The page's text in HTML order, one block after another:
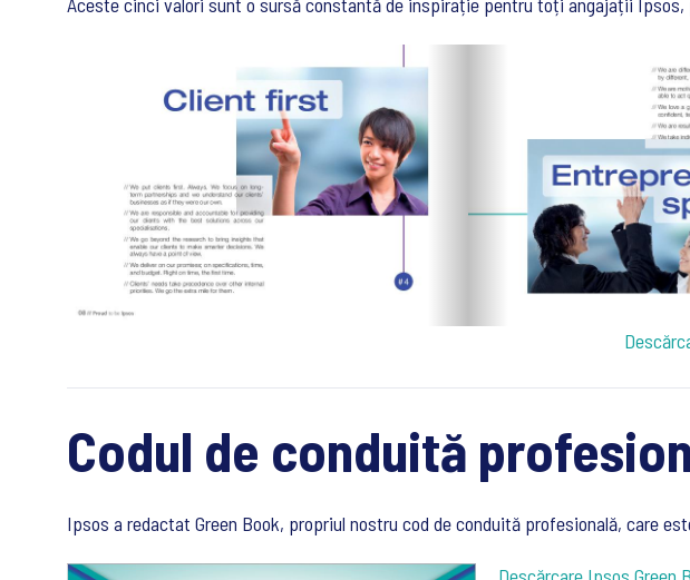
Codul de conduită
Ipsos a redactat Green Book, propriul nostru cod de conduită profesională, care